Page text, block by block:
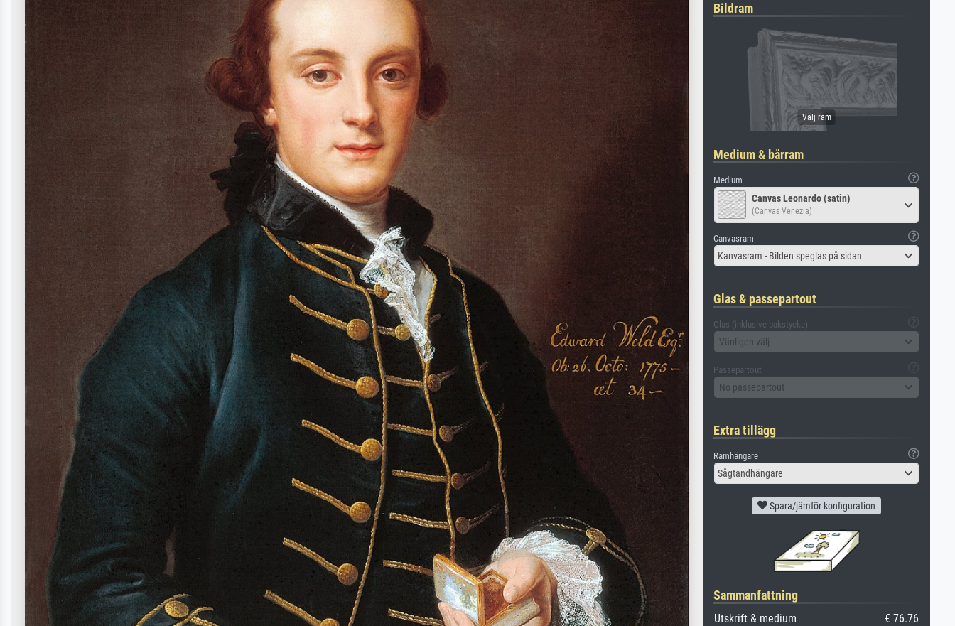
Bildram
Medium & bårram
Medium
Canvas Leonardo (satin)
(Canvas Venezia)
Canvasram
Kanvasram - Bilden speglas på sidan
Glas & passepartout
Glas (inklusive bakstycke)
Vänligen välj
Passepartout
No passepartout
Extra tillägg
Ramhängare
Sågtandhängare
Spara/jämför konfiguration
Sammanfattning
Utskrift & medium
€ 76.76